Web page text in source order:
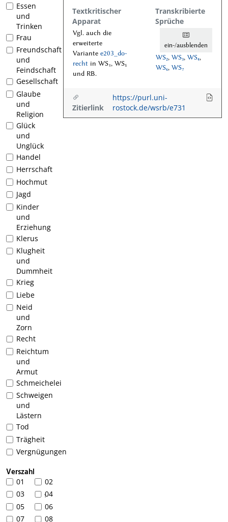
Essen
und
Trinken
Frau
Freundschaft
und
Feindschaft
Gesellschaft
Glaube
und
Religion
Glück
und
Unglück
Handel
Herrschaft
Hochmut
Jagd
Kinder
und
Erziehung
Klerus
Klugheit
und
Dummheit
Krieg
Liebe
Neid
und
Zorn
Recht
Reichtum
und
Armut
Schmeichelei
Schweigen
und
Lästern
Tod
Trägheit
Vergnügungen
Verszahl
01
02
03
104
05
06
07
08
Textkritischer
Apparat
Transkribierte
Sprüche
Vgl. auch die
erweiterte
Variante e203_do-
recht in WS₁, WS₅
und RB.
ein-/ausblenden
WS₂, WS₃, WS₄,
WS₆, WS₇
Zitierlink
https://purl.uni-
rostock.de/wsrb/e731